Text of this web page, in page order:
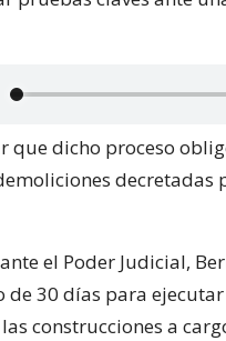
que dicho proceso
decretadas
el Poder Judicial,
de 30 días para
construcciones a